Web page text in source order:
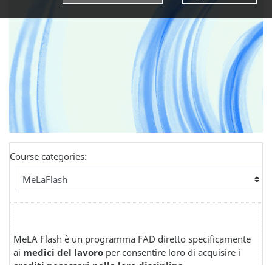
Course categories:
MeLA Flash è un programma FAD diretto specificamente
ai medici del lavoro per consentire loro di acquisire i